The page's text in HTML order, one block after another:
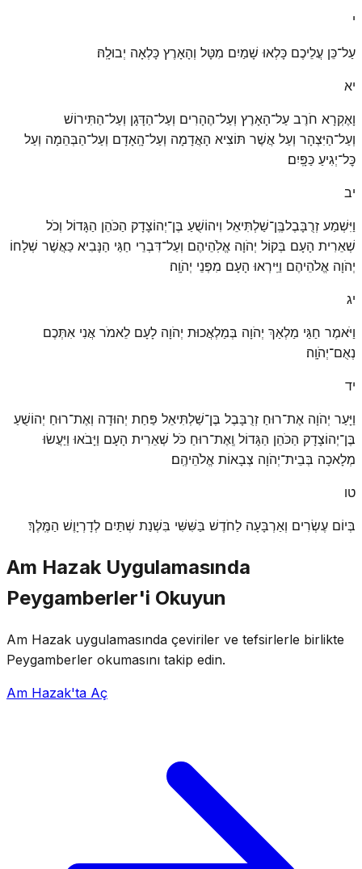
י
עַל־כֵּן עֲלֵיכֶם כָּלְאוּ שָׁמַיִם מִטָּל וְהָאָרֶץ כָּלְאָה יְבוּלָֽהּ׃
יא
וָאֶקְרָא חֹרֶב עַל־הָאָרֶץ וְעַל־הֶהָרִים וְעַל־הַדָּגָן וְעַל־הַתִּירוֹשׁ
וְעַל־הַיִּצְהָר וְעַל אֲשֶׁר תּוֹצִיא הָאֲדָמָה וְעַל־הָֽאָדָם וְעַל־הַבְּהֵמָה וְעַל
כׇּל־יְגִיעַ כַּפָּֽיִם׃
יב
וַיִּשְׁמַע זְרֻבָּבֶלבֶּֽן־שַׁלְתִּיאֵל וִיהוֹשֻׁעַ בֶּן־יְהוֹצָדָק הַכֹּהֵן הַגָּדוֹל וְכֹל
שְׁאֵרִית הָעָם בְּקוֹל יְהֹוָה אֱלֹֽהֵיהֶם וְעַל־דִּבְרֵי חַגַּי הַנָּבִיא כַּאֲשֶׁר שְׁלָחוֹ
יְהֹוָה אֱלֹהֵיהֶם וַיִּֽירְאוּ הָעָם מִפְּנֵי יְהֹוָֽה׃
יג
וַיֹּאמֶר חַגַּי מַלְאַךְ יְהֹוָה בְּמַלְאֲכוּת יְהֹוָה לָעָם לֵאמֹר אֲנִי אִתְּכֶם
נְאֻם־יְהֹוָֽה׃
יד
וַיָּעַר יְהֹוָה אֶת־רוּחַ זְרֻבָּבֶל בֶּן־שַׁלְתִּיאֵל פַּחַת יְהוּדָה וְאֶת־רוּחַ יְהוֹשֻׁעַ
בֶּן־יְהוֹצָדָק הַכֹּהֵן הַגָּדוֹל וְֽאֶת־רוּחַ כֹּל שְׁאֵרִית הָעָם וַיָּבֹאוּ וַיַּעֲשׂוּ
מְלָאכָה בְּבֵית־יְהֹוָה צְבָאוֹת אֱלֹהֵיהֶֽם׃
טו
בְּיוֹם עֶשְׂרִים וְאַרְבָּעָה לַחֹדֶשׁ בַּשִּׁשִּׁי בִּשְׁנַת שְׁתַּיִם לְדָרְיָוֶשׁ הַמֶּֽלֶךְ׃
Am Hazak Uygulamasında
Peygamberler'i Okuyun
Am Hazak uygulamasında çeviriler ve tefsirlerle birlikte
Peygamberler okumasını takip edin.
Am Hazak'ta Aç